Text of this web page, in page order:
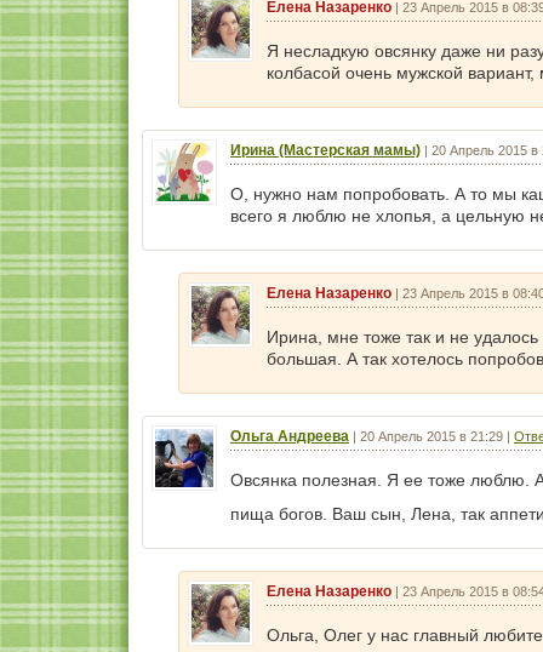
Елена Назаренко | 23 Апрель 2015 в
Я несладкую овсянку даже ни
колбасой очень мужской
Ирина (Мастерская мамы) | 20 Апрель 2015 в
О, нужно нам попробовать. А то мы
всего я люблю не хлопья, а цельную
Елена Назаренко | 23 Апрель 2015 в
Ирина, мне тоже так и не
большая. А так хотелось
Ольга Андреева | 20 Апрель 2015 в 21:29 |
Овсянка полезная. Я ее тоже люблю.
пища богов. Ваш сын, Лена, так
Елена Назаренко | 23 Апрель 2015 в
Ольга, Олег у нас главный